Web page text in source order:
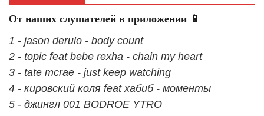
От наших слушателей в приложении 📱
1 - jason derulo - body count
2 - topic feat bebe rexha - chain my heart
3 - tate mcrae - just keep watching
4 - кировский коля feat хабиб - моменты
5 - джингл 001 BODROE YTRO